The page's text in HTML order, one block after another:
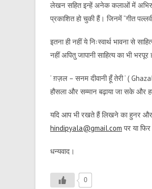
लेखन सहित इन्हें अनेक कलाओं में
प्रकाशित हो चुकी हैं। जिनमें “गीत
इतना ही नहीं ये निःस्वार्थ भावना से
नहीं अपितु जापानी साहित्य का भी
‘ ग़ज़ल – सनम दीवानी हूँ तेरी ‘ (
हौसला और सम्मान बढ़ाया जा सके और
यदि आप भी रखते हैं लिखने का हुनर और
hindipyala@gmail.com पर या
धन्यवाद।
0